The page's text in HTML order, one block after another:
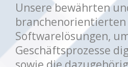
Unsere bewährten
branchenorientierten
Softwarelösungen,
Geschäftsprozesse